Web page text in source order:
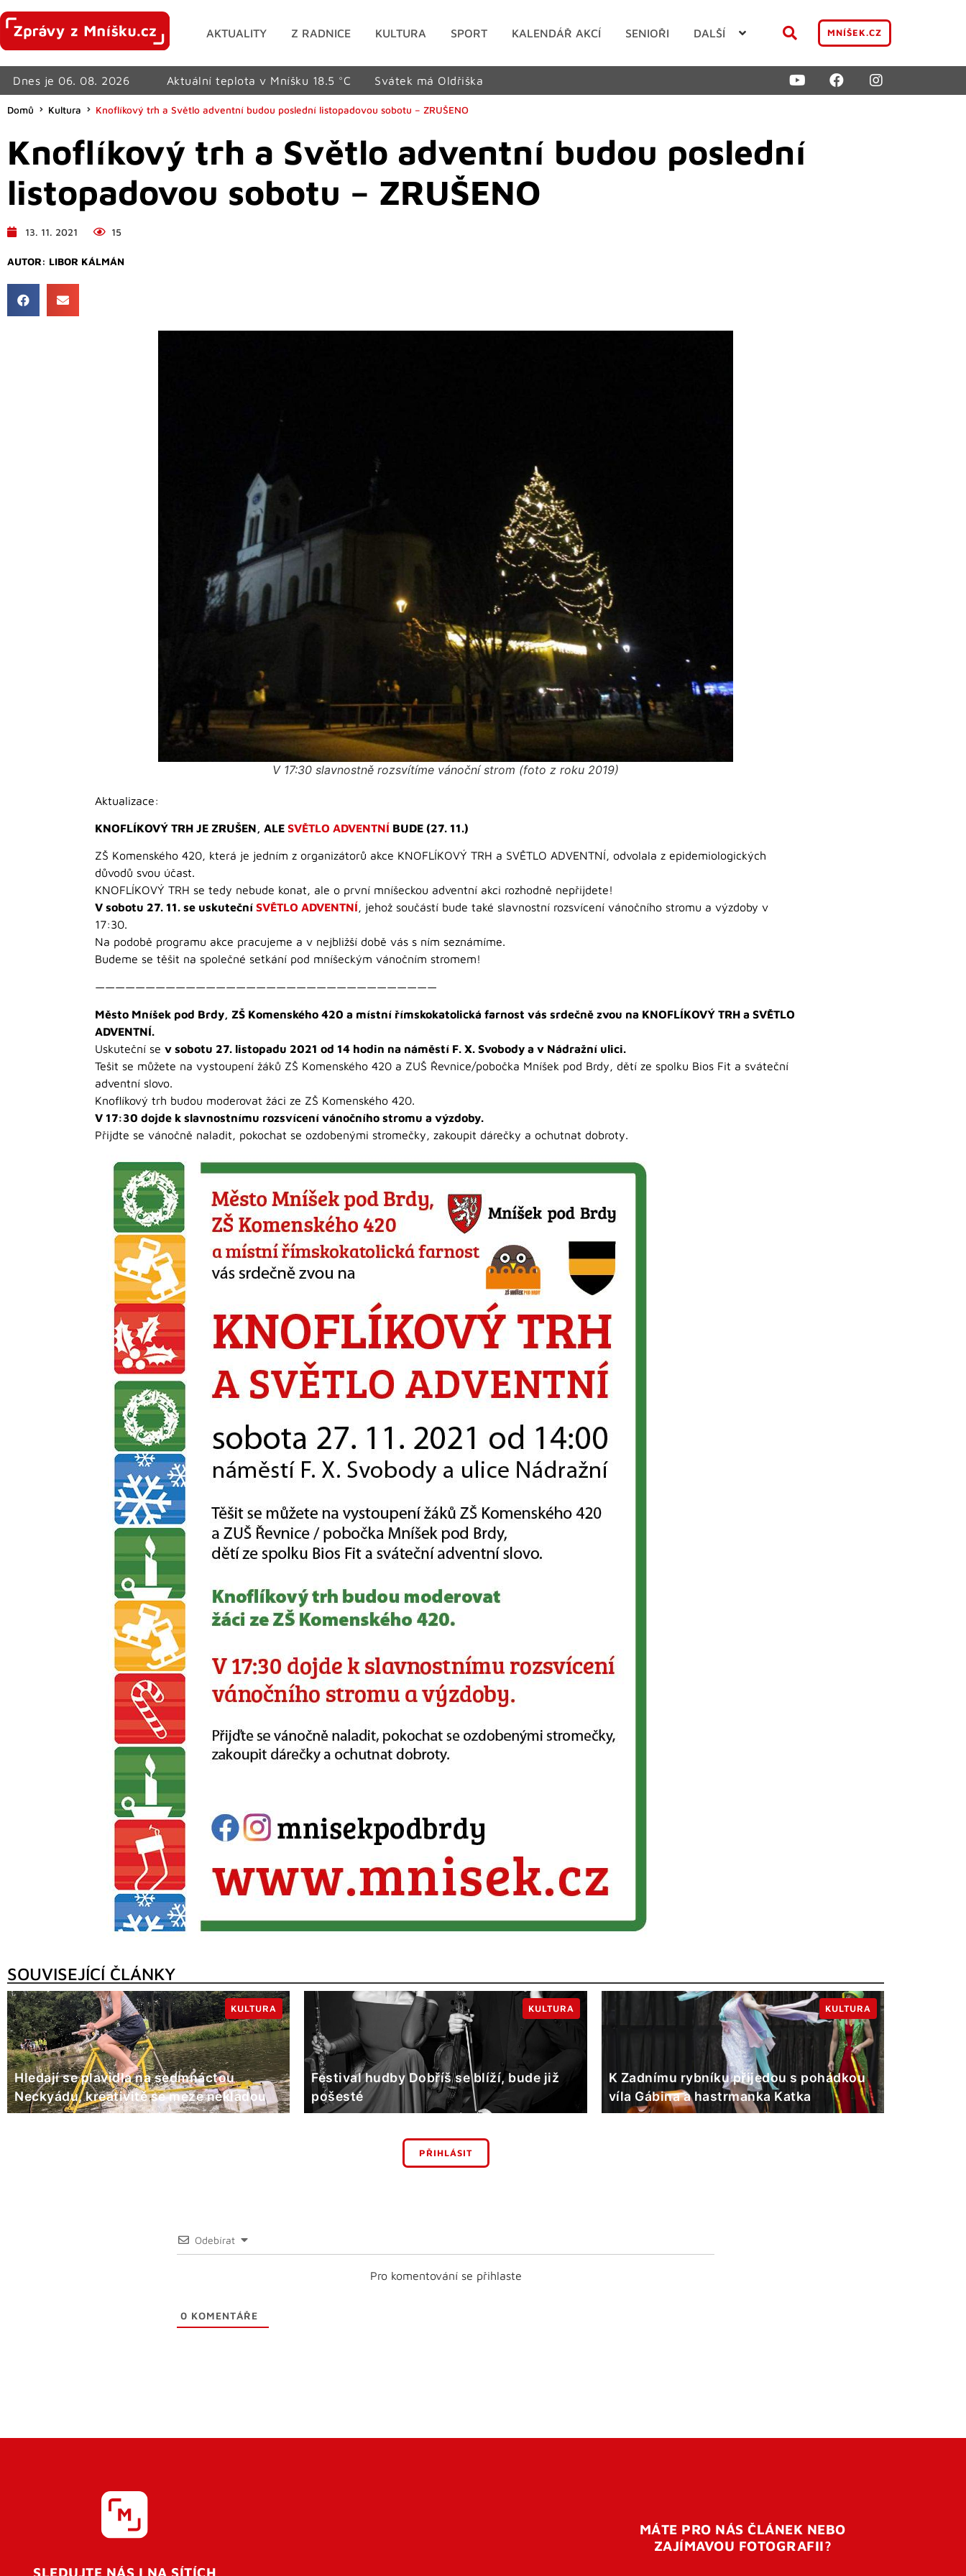
AKTUALITY Z RADNICE KULTURA SPORT KALENDÁŘ AKCÍ SENIOŘI DALŠÍ MNÍŠEK.CZ
Dnes je 06. 08. 2026 Aktuální teplota v Mníšku 18.5 °C Svátek má Oldřiška
Domů Kultura Knoflíkový trh a Světlo adventní budou poslední listopadovou sobotu – ZRUŠENO
Knoflíkový trh a Světlo adventní budou poslední
listopadovou sobotu – ZRUŠENO
13. 11. 2021 15
AUTOR: LIBOR KÁLMÁN
V 17:30 slavnostně rozsvítíme vánoční strom (foto z roku 2019)
Aktualizace:
KNOFLÍKOVÝ TRH JE ZRUŠEN, ALE SVĚTLO ADVENTNÍ BUDE (27. 11.)
ZŠ Komenského 420, která je jedním z organizátorů akce KNOFLÍKOVÝ TRH a SVĚTLO ADVENTNÍ, odvolala z epidemiologických
důvodů svou účast.
KNOFLÍKOVÝ TRH se tedy nebude konat, ale o první mníšeckou adventní akci rozhodně nepřijdete!
V sobotu 27. 11. se uskuteční SVĚTLO ADVENTNÍ, jehož součástí bude také slavnostní rozsvícení vánočního stromu a výzdoby v
17:30.
Na podobě programu akce pracujeme a v nejbližší době vás s ním seznámíme.
Budeme se těšit na společné setkání pod mníšeckým vánočním stromem!
——————————————————————————————————
Město Mníšek pod Brdy, ZŠ Komenského 420 a místní římskokatolická farnost vás srdečně zvou na KNOFLÍKOVÝ TRH a SVĚTLO
ADVENTNÍ.
Uskuteční se v sobotu 27. listopadu 2021 od 14 hodin na náměstí F. X. Svobody a v Nádražní ulici.
Tešit se můžete na vystoupení žáků ZŠ Komenského 420 a ZUŠ Řevnice/pobočka Mníšek pod Brdy, dětí ze spolku Bios Fit a sváteční
adventní slovo.
Knoflíkový trh budou moderovat žáci ze ZŠ Komenského 420.
V 17:30 dojde k slavnostnímu rozsvícení vánočního stromu a výzdoby.
Přijdte se vánočně naladit, pokochat se ozdobenými stromečky, zakoupit dárečky a ochutnat dobroty.
SOUVISEJÍCÍ ČLÁNKY
Hledají se plavidla na sedmnáctou
Neckyádu, kreativitě se meze nekladou
KULTURA
Festival hudby Dobříš se blíží, bude již
pošesté
KULTURA
K Zadnímu rybníku přijedou s pohádkou
víla Gábina a hastrmanka Katka
KULTURA
PŘIHLÁSIT
Odebírat
Pro komentování se přihlaste
0 KOMENTÁŘE
SLEDUJTE NÁS I NA SÍTÍCH
MÁTE PRO NÁS ČLÁNEK NEBO
ZAJÍMAVOU FOTOGRAFII?